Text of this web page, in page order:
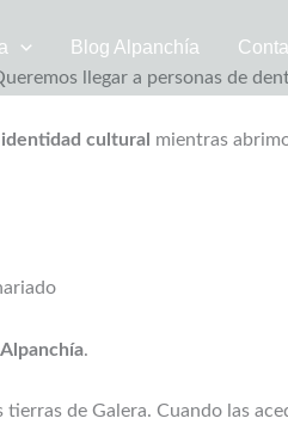
Blog Alpanchía
llegar a personas de
identidad cultural mientras
Alpanchía.
de Galera. Cuando las